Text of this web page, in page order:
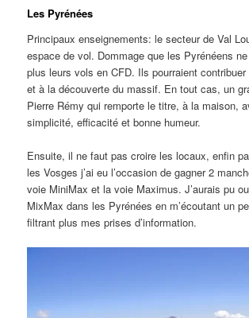
Les Pyrénées
Principaux enseignements: le secteur de Val
espace de vol. Dommage que les Pyrénéens
plus leurs vols en CFD. Ils pourraient
et à la découverte du massif. En tout cas, un
Pierre Rémy qui remporte le titre, à la maison,
simplicité, efficacité et bonne humeur.
Ensuite, il ne faut pas croire les locaux, enfin
les Vosges j’ai eu l’occasion de gagner 2
voie MiniMax et la voie Maximus. J’aurais pu
MixMax dans les Pyrénées en m’écoutant un
filtrant plus mes prises d’information.